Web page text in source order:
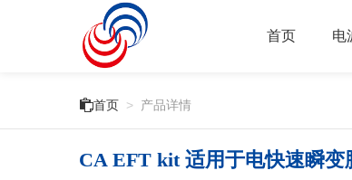
首页 电
首页 > 产品详情
CA EFT kit 适用于电快速瞬